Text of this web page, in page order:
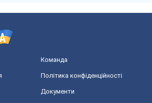
Команда
Політика конфіденційності
Документи